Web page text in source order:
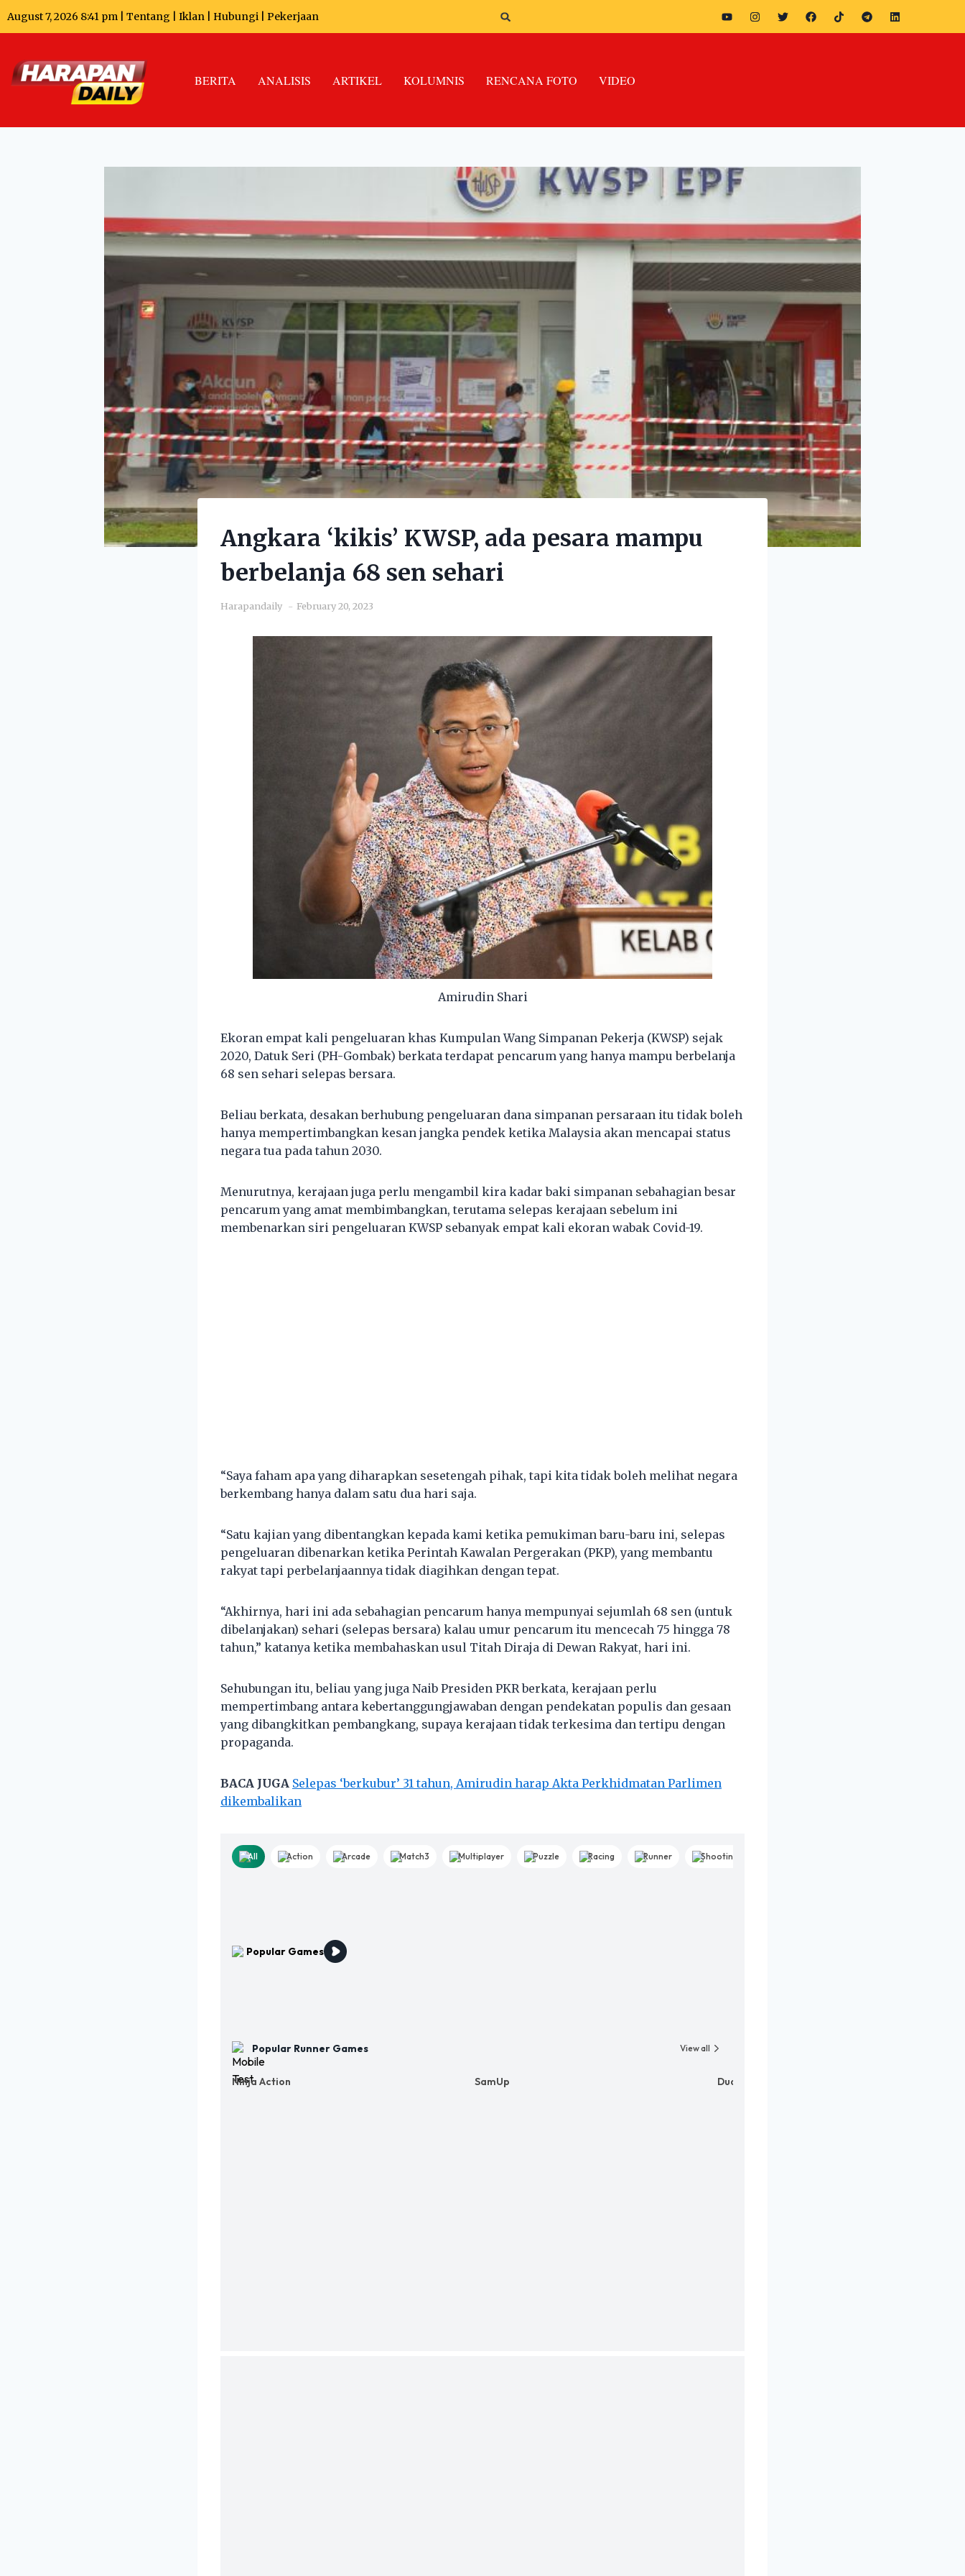
August 7, 2026 8:41 pm | Tentang Iklan Hubungi Pekerjaan
BERITA ANALISIS ARTIKEL KOLUMNIS RENCANA FOTO VIDEO
Angkara ‘kikis’ KWSP, ada pesara mampu
berbelanja 68 sen sehari
Harapandaily February 20, 2023
Amirudin Shari
Ekoran empat kali pengeluaran khas Kumpulan Wang Simpanan Pekerja (KWSP) sejak
2020, Datuk Seri (PH-Gombak) berkata terdapat pencarum yang hanya mampu berbelanja
68 sen sehari selepas bersara.
Beliau berkata, desakan berhubung pengeluaran dana simpanan persaraan itu tidak boleh
hanya mempertimbangkan kesan jangka pendek ketika Malaysia akan mencapai status
negara tua pada tahun 2030.
Menurutnya, kerajaan juga perlu mengambil kira kadar baki simpanan sebahagian besar
pencarum yang amat membimbangkan, terutama selepas kerajaan sebelum ini
membenarkan siri pengeluaran KWSP sebanyak empat kali ekoran wabak Covid-19.
“Saya faham apa yang diharapkan sesetengah pihak, tapi kita tidak boleh melihat negara
berkembang hanya dalam satu dua hari saja.
“Satu kajian yang dibentangkan kepada kami ketika pemukiman baru-baru ini, selepas
pengeluaran dibenarkan ketika Perintah Kawalan Pergerakan (PKP), yang membantu
rakyat tapi perbelanjaannya tidak diagihkan dengan tepat.
“Akhirnya, hari ini ada sebahagian pencarum hanya mempunyai sejumlah 68 sen (untuk
dibelanjakan) sehari (selepas bersara) kalau umur pencarum itu mencecah 75 hingga 78
tahun,” katanya ketika membahaskan usul Titah Diraja di Dewan Rakyat, hari ini.
Sehubungan itu, beliau yang juga Naib Presiden PKR berkata, kerajaan perlu
mempertimbang antara kebertanggungjawaban dengan pendekatan populis dan gesaan
yang dibangkitkan pembangkang, supaya kerajaan tidak terkesima dan tertipu dengan
propaganda.
BACA JUGA Selepas ‘berkubur’ 31 tahun, Amirudin harap Akta Perkhidmatan Parlimen
dikembalikan